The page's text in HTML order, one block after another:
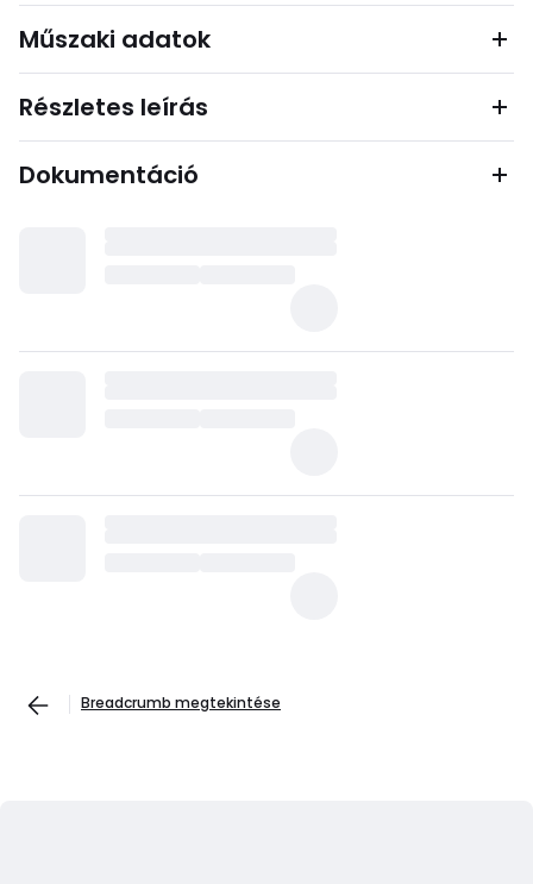
Műszaki adatok
Részletes leírás
Dokumentáció
Breadcrumb megtekintése